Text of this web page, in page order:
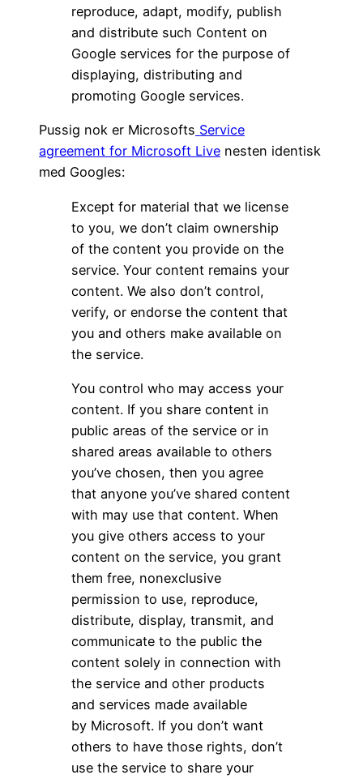
reproduce, adapt, modify, publish
and distribute such Content on
Google services for the purpose of
displaying, distributing and
promoting Google services.
Pussig nok er Microsofts Service
agreement for Microsoft Live nesten identisk
med Googles:
Except for material that we license
to you, we don’t claim ownership
of the content you provide on the
service. Your content remains your
content. We also don’t control,
verify, or endorse the content that
you and others make available on
the service.
You control who may access your
content. If you share content in
public areas of the service or in
shared areas available to others
you’ve chosen, then you agree
that anyone you’ve shared content
with may use that content. When
you give others access to your
content on the service, you grant
them free, nonexclusive
permission to use, reproduce,
distribute, display, transmit, and
communicate to the public the
content solely in connection with
the service and other products
and services made available
by Microsoft. If you don’t want
others to have those rights, don’t
use the service to share your